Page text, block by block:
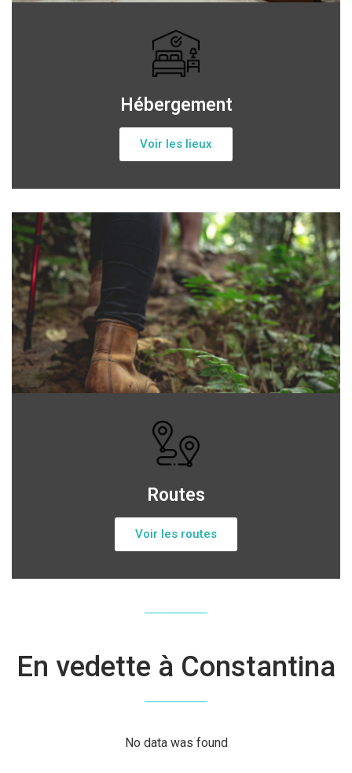
Hébergement
Voir les lieux
Routes
Voir les routes
En vedette à Constantina
No data was found